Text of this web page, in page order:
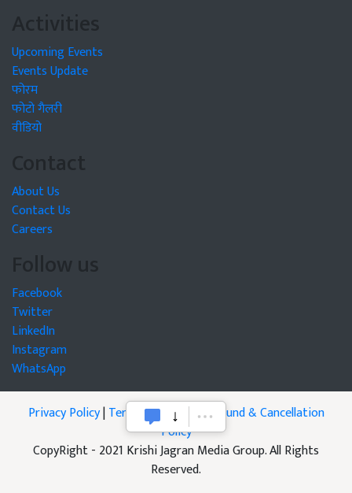
Activities
Upcoming Events
Events Update
फोरम
फोटो गैलरी
वीडियो
Contact
About Us
Contact Us
Careers
Follow us
Facebook
Twitter
LinkedIn
Instagram
WhatsApp
Privacy Policy|Terms of Service|Refund & Cancellation
Policy
CopyRight - 2021 Krishi Jagran Media Group. All Rights
Reserved.